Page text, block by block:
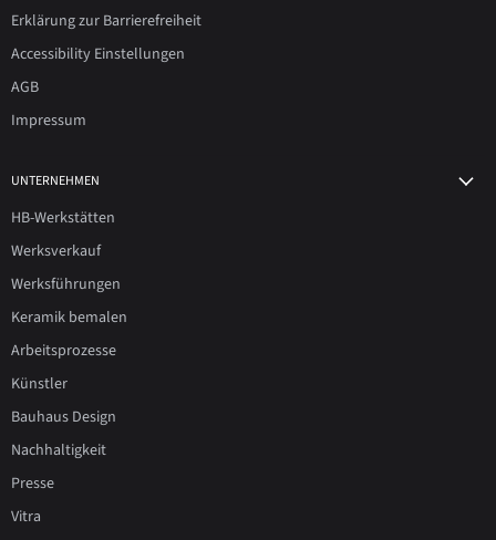
Erklärung zur Barrierefreiheit
Accessibility Einstellungen
AGB
Impressum
UNTERNEHMEN
HB-Werkstätten
Werksverkauf
Werksführungen
Keramik bemalen
Arbeitsprozesse
Künstler
Bauhaus Design
Nachhaltigkeit
Presse
Vitra